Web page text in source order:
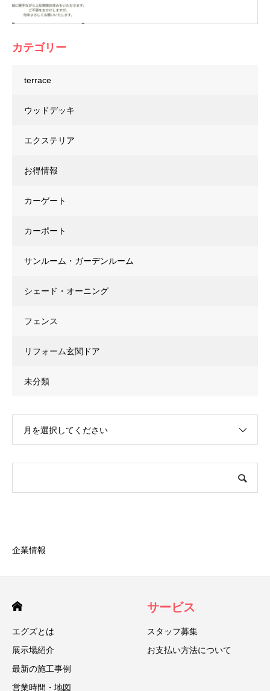
カテゴリー
terrace
ウッドデッキ
エクステリア
お得情報
カーゲート
カーポート
サンルーム・ガーデンルーム
シェード・オーニング
フェンス
リフォーム玄関ドア
未分類
月を選択してください
企業情報
エグズとは
展示場紹介
最新の施工事例
営業時間・地図
サービス
スタッフ募集
お支払い方法について